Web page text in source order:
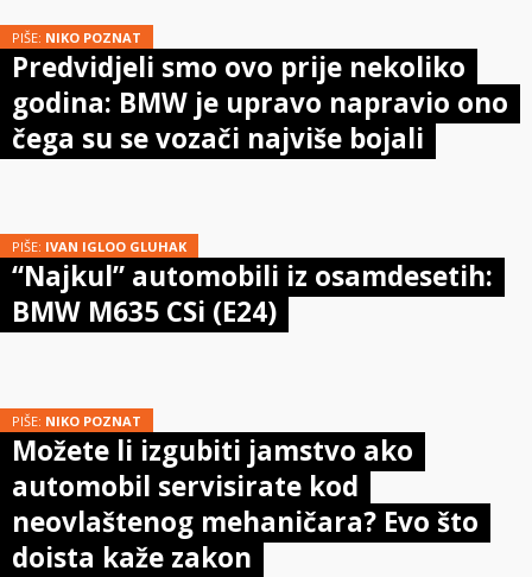
PIŠE: NIKO POZNAT
Predvidjeli smo ovo prije nekoliko
godina: BMW je upravo napravio ono
čega su se vozači najviše bojali
PIŠE: IVAN IGLOO GLUHAK
“Najkul” automobili iz osamdesetih:
BMW M635 CSi (E24)
PIŠE: NIKO POZNAT
Možete li izgubiti jamstvo ako
automobil servisirate kod
neovlaštenog mehaničara? Evo što
doista kaže zakon